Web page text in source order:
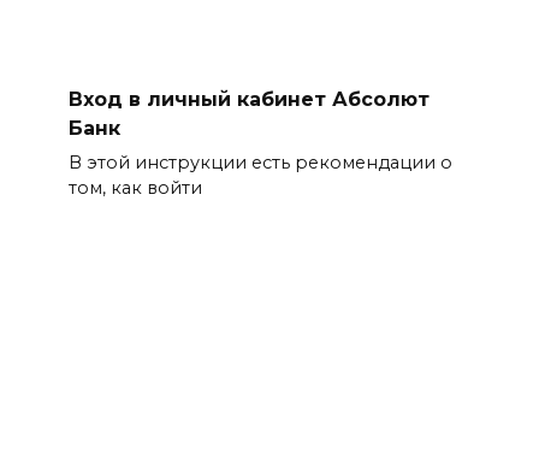
Вход в личный кабинет Абсолют
Банк
В этой инструкции есть рекомендации о
том, как войти